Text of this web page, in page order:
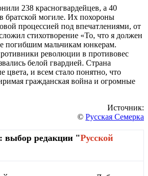
238 красногвардейцев, а 40
братской могиле. Их похороны
процессией под впечатлениями, от
стихотворение «То, что я должен
погибшим мальчикам юнкерам.
революции в противовес
белой гвардией. Страна
цвета, и всем стало понятно, что
гражданская война и огромные
Источник:
© Русская Семерка
выбор редакции "Русской